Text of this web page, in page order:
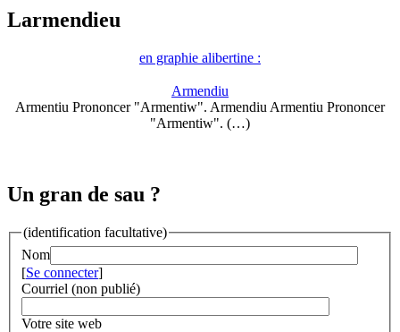
Larmendieu
en graphie alibertine :
Armendiu
Armentiu Prononcer "Armentiw". Armendiu Armentiu Prononcer
"Armentiw". (…)
Un gran de sau ?
(identification facultative)
Nom
[Se connecter]
Courriel (non publié)
Votre site web